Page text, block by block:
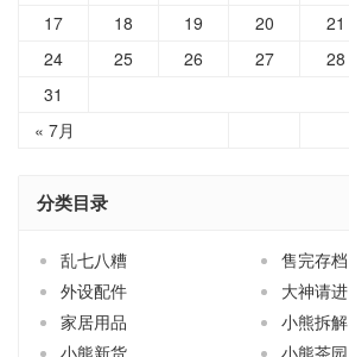
« 7月
17
18 19 20 21
24
25 26 27 28
31
分类目录
乱七八糟
售完存档
外设配件
大神请进
家居用品
小熊拆解